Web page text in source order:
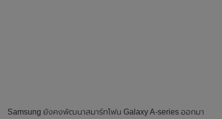
Samsung ยังคงพัฒนาสมาร์ทโฟน Galaxy A-series ออกมา